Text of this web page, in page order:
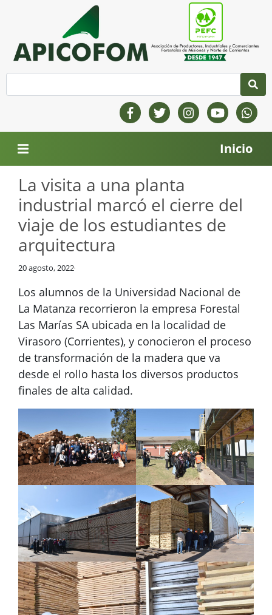
Inicio
La visita a una planta
industrial marcó el cierre del
viaje de los estudiantes de
arquitectura
20 agosto, 2022
Los alumnos de la Universidad Nacional de
La Matanza recorrieron la empresa Forestal
Las Marías SA ubicada en la localidad de
Virasoro (Corrientes), y conocieron el proceso
de transformación de la madera que va
desde el rollo hasta los diversos productos
finales de alta calidad.